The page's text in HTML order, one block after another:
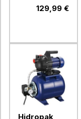
129,99 €
Hidropak